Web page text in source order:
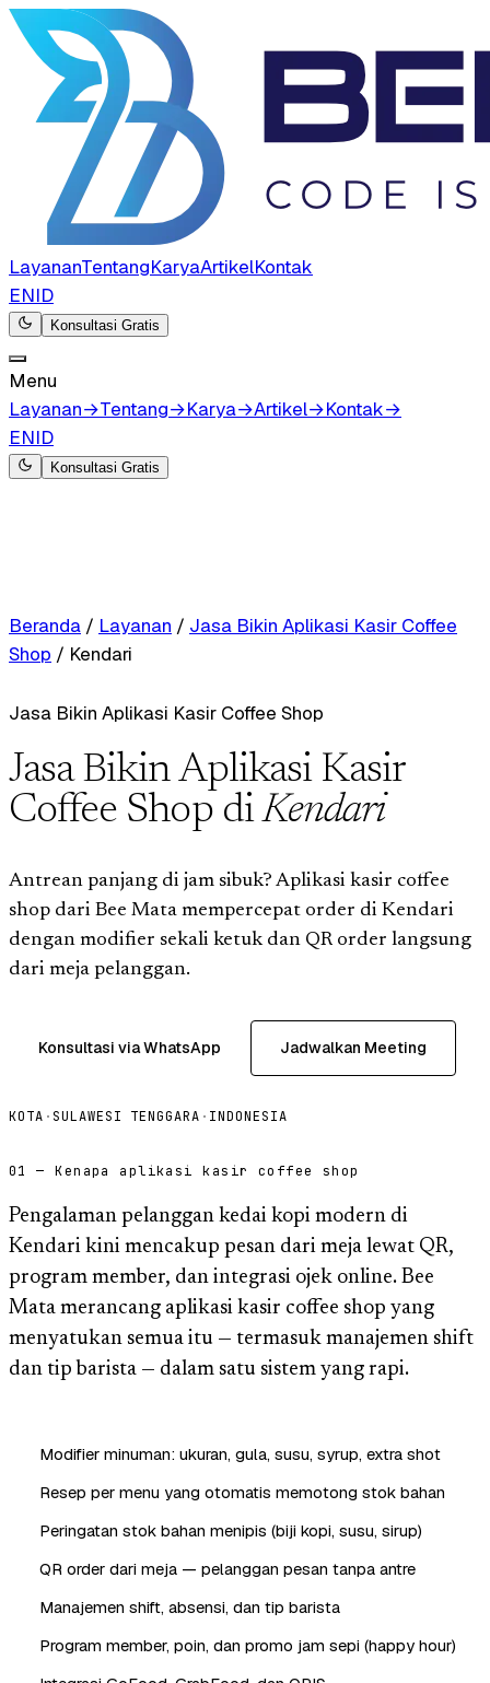
LayananTentangKaryaArtikelKontak
ENID
Konsultasi Gratis
Menu
Layanan→Tentang→Karya→Artikel→Kontak→
ENID
Konsultasi Gratis
Beranda / Layanan / Jasa Bikin Aplikasi Kasir Coffee
Shop / Kendari
Jasa Bikin Aplikasi Kasir Coffee Shop
Jasa Bikin Aplikasi Kasir
Coffee Shop diKendari
Antrean panjang di jam sibuk? Aplikasi kasir coffee
shop dari Bee Mata mempercepat order di Kendari
dengan modifier sekali ketuk dan QR order langsung
dari meja pelanggan.
Konsultasi via WhatsApp Jadwalkan Meeting
KOTA · SULAWESI TENGGARA · INDONESIA
01 — Kenapa aplikasi kasir coffee shop
Pengalaman pelanggan kedai kopi modern di
Kendari kini mencakup pesan dari meja lewat QR,
program member, dan integrasi ojek online. Bee
Mata merancang aplikasi kasir coffee shop yang
menyatukan semua itu — termasuk manajemen shift
dan tip barista — dalam satu sistem yang rapi.
Modifier minuman: ukuran, gula, susu, syrup, extra shot
Resep per menu yang otomatis memotong stok bahan
Peringatan stok bahan menipis (biji kopi, susu, sirup)
QR order dari meja — pelanggan pesan tanpa antre
Manajemen shift, absensi, dan tip barista
Program member, poin, dan promo jam sepi (happy hour)